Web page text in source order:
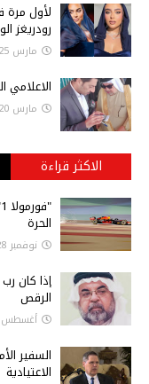
لأول مرة
رودريغز
مارس 25, 2023
الاعلامي
مارس 20, 2023
الاكثر قراءة
الحرة
نوفمبر 28, 2020
إذا كان
الرقص
أغسطس 23, 2021
السفير
الاعتيادية